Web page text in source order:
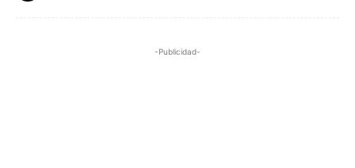
-Publicidad-